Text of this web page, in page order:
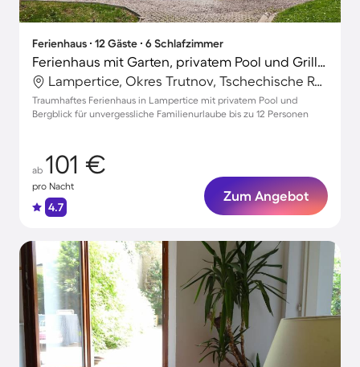
Ferienhaus ∙ 12 Gäste ∙ 6 Schlafzimmer
Ferienhaus mit Garten, privatem Pool und Grill | Bergblick
Lampertice, Okres Trutnov, Tschechische Republik
Traumhaftes Ferienhaus in Lampertice mit privatem Pool und
Bergblick für unvergessliche Familienurlaube bis zu 12 Personen
ab 101 €
pro Nacht
4.7
Zum Angebot